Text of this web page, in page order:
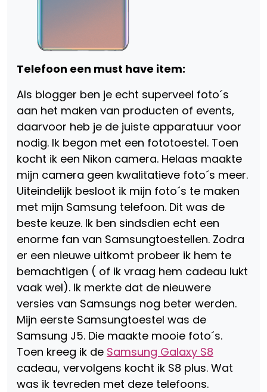
Telefoon een must have item:
Als blogger ben je echt superveel foto´s
aan het maken van producten of events,
daarvoor heb je de juiste apparatuur voor
nodig. Ik begon met een fototoestel. Toen
kocht ik een Nikon camera. Helaas maakte
mijn camera geen kwalitatieve foto´s meer.
Uiteindelijk besloot ik mijn foto´s te maken
met mijn Samsung telefoon. Dit was de
beste keuze. Ik ben sindsdien echt een
enorme fan van Samsungtoestellen. Zodra
er een nieuwe uitkomt probeer ik hem te
bemachtigen ( of ik vraag hem cadeau lukt
vaak wel). Ik merkte dat de nieuwere
versies van Samsungs nog beter werden.
Mijn eerste Samsungtoestel was de
Samsung J5. Die maakte mooie foto´s.
Toen kreeg ik de Samsung Galaxy S8
cadeau, vervolgens kocht ik S8 plus. Wat
was ik tevreden met deze telefoons.